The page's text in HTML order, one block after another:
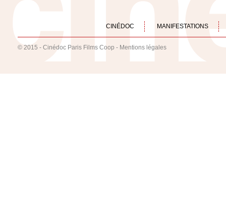
CINÉDOC MANIFESTATIONS
© 2015 - Cinédoc Paris Films Coop - Mentions légales